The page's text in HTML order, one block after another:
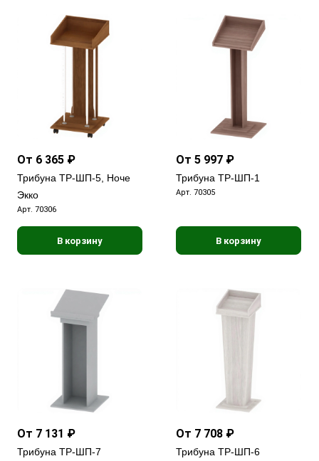
От 6 365 ₽
Трибуна ТР-ШП-5, Ноче
Экко
Арт. 70306
В корзину
От 5 997 ₽
Трибуна ТР-ШП-1
Арт. 70305
В корзину
От 7 131 ₽
Трибуна ТР-ШП-7
От 7 708 ₽
Трибуна ТР-ШП-6